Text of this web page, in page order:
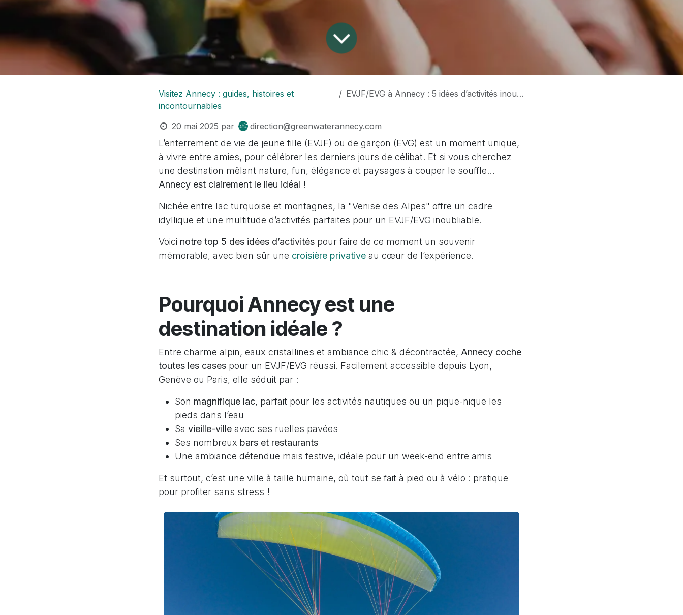
Visitez Annecy : guides, histoires et
incontournables
EVJF/EVG à Annecy : 5 idées d’activités inoubliables !
20 mai 2025 par direction@greenwaterannecy.com
L’enterrement de vie de jeune fille (EVJF) ou de garçon (EVG) est un moment unique,
à vivre entre amies, pour célébrer les derniers jours de célibat. Et si vous cherchez
une destination mêlant nature, fun, élégance et paysages à couper le souffle…
Annecy est clairement le lieu idéal !
Nichée entre lac turquoise et montagnes, la "Venise des Alpes" offre un cadre
idyllique et une multitude d’activités parfaites pour un EVJF/EVG inoubliable.
Voici notre top 5 des idées d’activités pour faire de ce moment un souvenir
mémorable, avec bien sûr une croisière privative au cœur de l’expérience.
Pourquoi Annecy est une
destination idéale ?
Entre charme alpin, eaux cristallines et ambiance chic & décontractée, Annecy coche
toutes les cases pour un EVJF/EVG réussi. Facilement accessible depuis Lyon,
Genève ou Paris, elle séduit par :
Son magnifique lac, parfait pour les activités nautiques ou un pique-nique les
pieds dans l’eau
Sa vieille-ville avec ses ruelles pavées
Ses nombreux bars et restaurants
Une ambiance détendue mais festive, idéale pour un week-end entre amis
Et surtout, c’est une ville à taille humaine, où tout se fait à pied ou à vélo : pratique
pour profiter sans stress !